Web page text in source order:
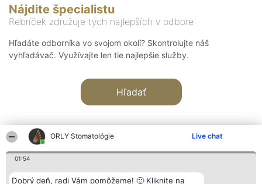
ORLY Stomatológie Live chat
01:54
Dobrý deň, radi Vám pomôžeme! 🙂 Kliknite na
Nájdite špecialistu
Rebríček združuje tých najlepších v odbore
Hľadáte odborníka vo svojom okolí? Skontrolujte náš
vyhľadávač. Využívajte len tie najlepšie služby.
Hľadať
Organizátor hodnotenia Hodnotenie Kontakt